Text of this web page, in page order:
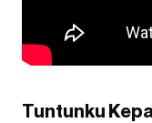
Tuntunku